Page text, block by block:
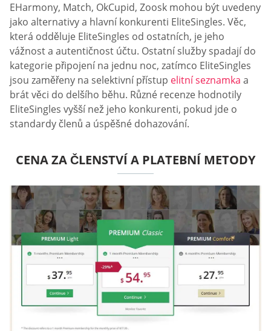
EHarmony, Match, OkCupid, Zoosk mohou být uvedeny
jako alternativy a hlavní konkurenti EliteSingles. Věc,
která odděluje EliteSingles od ostatních, je jeho
vážnost a autentičnost účtu. Ostatní služby spadají do
kategorie připojení na jednu noc, zatímco EliteSingles
jsou zaměřeny na selektivní přístup elitní seznamka a
brát věci do delšího běhu. Různé recenze hodnotily
EliteSingles vyšší než jeho konkurenti, pokud jde o
standardy členů a úspěšné dohazování.
CENA ZA ČLENSTVÍ A PLATEBNÍ METODY